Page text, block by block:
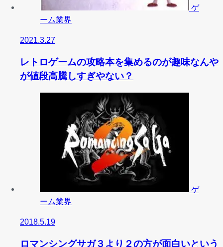
ゲ
ーム業界
2021.3.27
レトロゲームの攻略本を集めるのが趣味なんや
が値段高騰しすぎやない？
ゲ
ーム業界
2018.5.19
ロマンシングサガ３より２の方が面白いという